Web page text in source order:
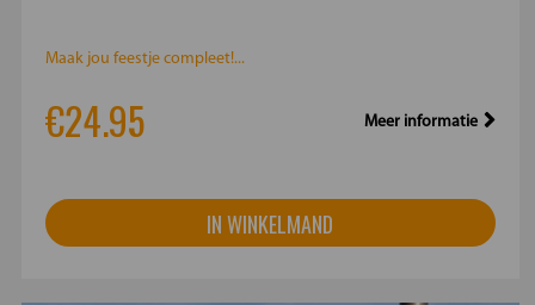
Maak jou feestje compleet!...
€24.95 Meer informatie
IN WINKELMAND